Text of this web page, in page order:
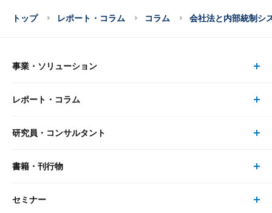
トップ レポート・コラム コラム 会社法と内部統制シ
事業・ソリューション
事業・ソリューション トップ
リサーチ
レポート・コラム
レポート・コラム トップ
最新のレポート・コラム
研究員・コンサルタント
研究員・コンサルタント トップ
研究員
書籍・刊行物
書籍・刊行物 トップ
セミナー